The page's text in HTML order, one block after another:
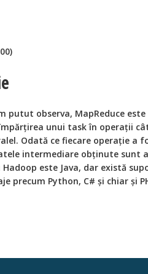
putut observa, MapReduce
unui task în operații
Odată ce fiecare operație a
intermediare obținute sunt
este Java, dar există
precum Python, C# și chiar și